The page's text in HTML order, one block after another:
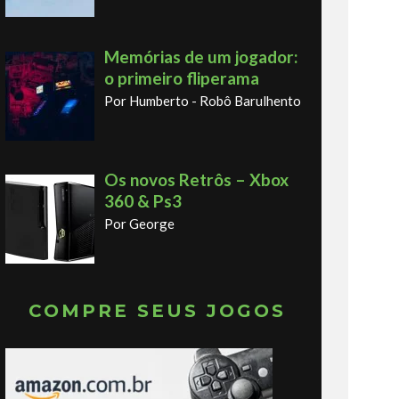
Memórias de um jogador:
o primeiro fliperama
Por Humberto - Robô Barulhento
Os novos Retrôs – Xbox
360 & Ps3
Por George
COMPRE SEUS JOGOS